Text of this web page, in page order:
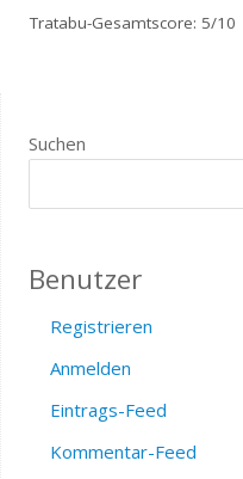
Tratabu-Gesamtscore: 5/10
Suchen
Benutzer
Registrieren
Anmelden
Eintrags-Feed
Kommentar-Feed